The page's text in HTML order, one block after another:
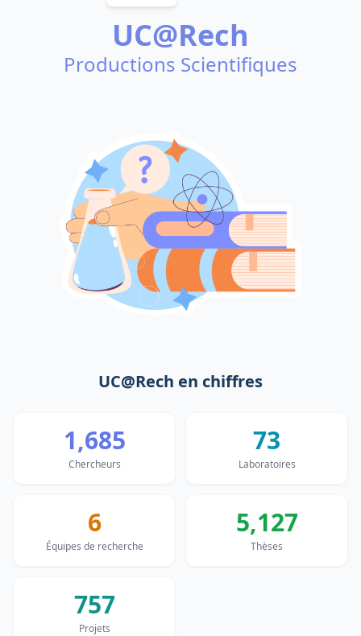
UC@Rech
Productions Scientifiques
UC@Rech en chiffres
1,685
Chercheurs
73
Laboratoires
6
Équipes de recherche
5,127
Thèses
757
Projets